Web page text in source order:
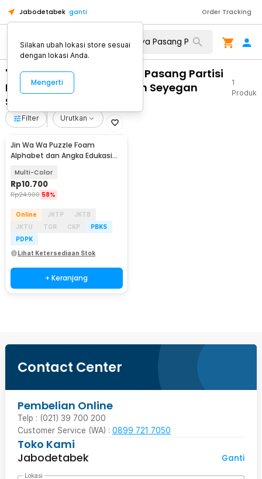
Jabodetabek ganti Order Tracking
"WA 0812 2782 5310 Biaya Pasang Partisi
Dinding Aluminium Murah Seyegan
Sleman"
1
Produk
Filter Urutkan
Jin Wa Wa Puzzle Foam
Alphabet dan Angka Edukasi
Multi-Color
Rp10.700
Rp24.900 58%
Online JKTP
JKTB
JKTU
TGR CKP
PBKS
PDPK
Lihat Ketersediaan Stok
+ Keranjang
Contact Center
Pembelian Online
Telp : (021) 39 700 200
Customer Service (WA) : 0899 721 7050
Toko Kami
Jabodetabek
Ganti
Lokasi
Silakan ubah lokasi store sesuai
dengan lokasi Anda.
Mengerti